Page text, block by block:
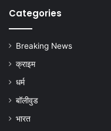
Categories
Breaking News
क्राइम
धर्म
बॉलीवुड
भारत